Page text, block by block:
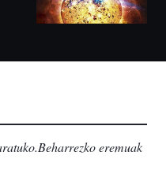
Beharrezko eremuak